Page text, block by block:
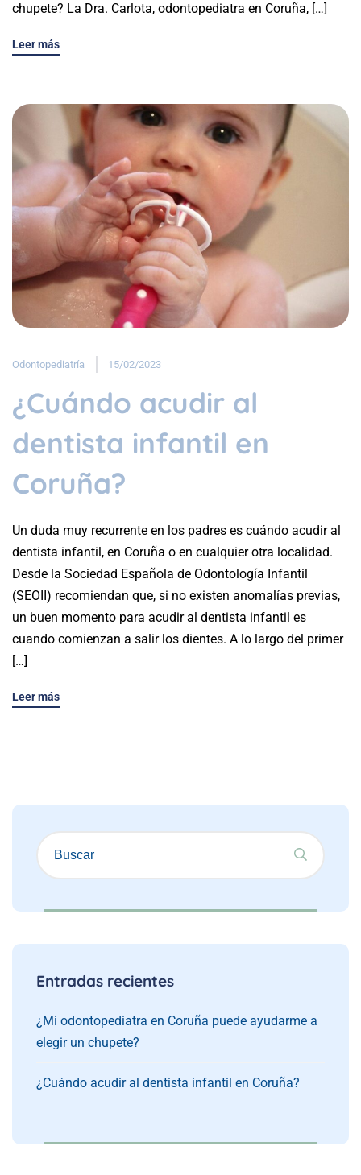
chupete? La Dra. Carlota, odontopediatra en Coruña, […]
Leer más
Odontopediatría 15/02/2023
¿Cuándo acudir al
dentista infantil en
Coruña?
Un duda muy recurrente en los padres es cuándo acudir al
dentista infantil, en Coruña o en cualquier otra localidad.
Desde la Sociedad Española de Odontología Infantil
(SEOII) recomiendan que, si no existen anomalías previas,
un buen momento para acudir al dentista infantil es
cuando comienzan a salir los dientes. A lo largo del primer
[…]
Leer más
Entradas recientes
¿Mi odontopediatra en Coruña puede ayudarme a
elegir un chupete?
¿Cuándo acudir al dentista infantil en Coruña?